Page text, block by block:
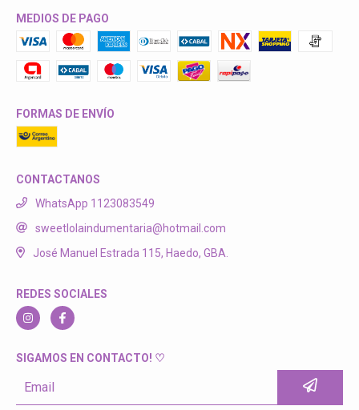
MEDIOS DE PAGO
FORMAS DE ENVÍO
CONTACTANOS
WhatsApp 1123083549
sweetlolaindumentaria@hotmail.com
José Manuel Estrada 115, Haedo, GBA.
REDES SOCIALES
SIGAMOS EN CONTACTO! ♡